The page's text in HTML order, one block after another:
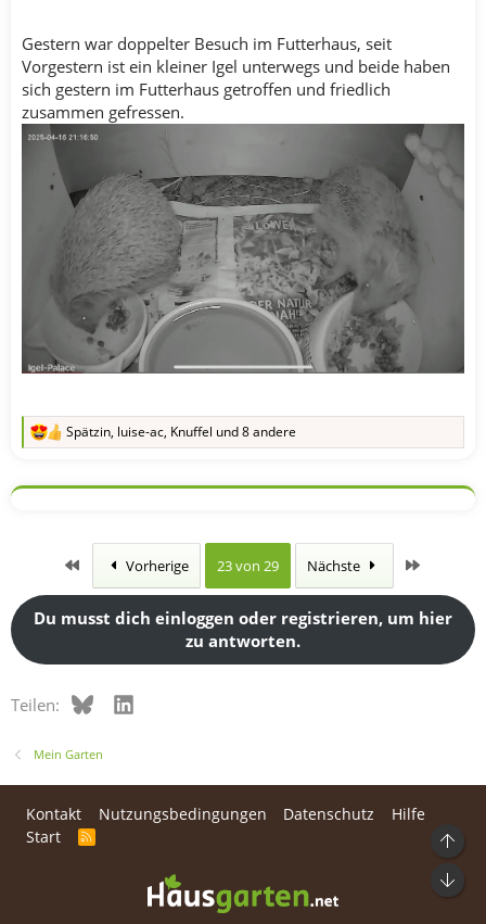
Gestern war doppelter Besuch im Futterhaus, seit
Vorgestern ist ein kleiner Igel unterwegs und beide haben
sich gestern im Futterhaus getroffen und friedlich
zusammen gefressen.
R
k
n
Spätzin, luise-ac, Knuffel und 8 andere
Erste Vorherige 23 von 29 Nächste
Du musst dich einloggen oder registrieren, um hier
zu antworten.
Teilen: BlueskyLinkedIn
Mein Garten
Kontakt Nutzungsbedingungen Datenschutz
Hilfe
Start
R